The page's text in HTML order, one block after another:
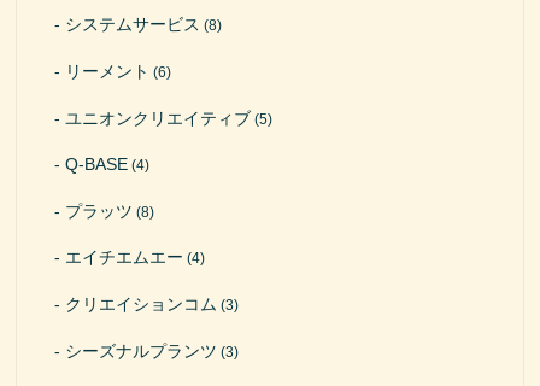
システムサービス (8)
リーメント (6)
ユニオンクリエイティブ (5)
Q-BASE (4)
プラッツ (8)
エイチエムエー (4)
クリエイションコム (3)
シーズナルプランツ (3)